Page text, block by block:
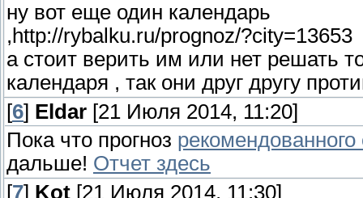
ну вот еще один календарь
,http://rybalku.ru/prognoz/?city=13653
а стоит верить им или нет решать
календаря , так они друг другу
[6] Eldar [21 Июля 2014, 11:20]
Пока что прогноз рекомендованного
дальше! Отчет здесь
[7] Kot [21 Июля 2014, 11:30]